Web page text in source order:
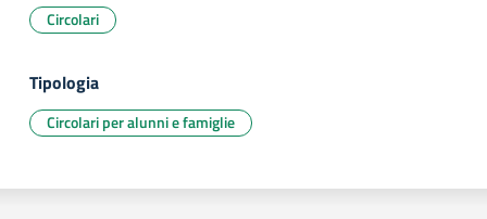
Circolari
Tipologia
Circolari per alunni e famiglie